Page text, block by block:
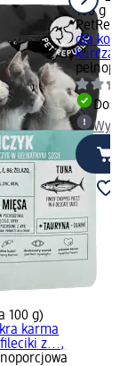
100 g)
karma
z...,
100 g
dla kota